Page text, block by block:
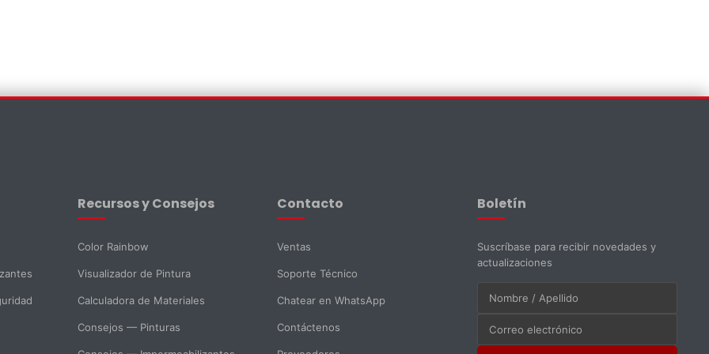
Recursos y Consejos
Color Rainbow
Visualizador de Pintura
Calculadora de Materiales
Consejos — Pinturas
Contacto
Ventas
Soporte Técnico
Chatear en WhatsApp
Contáctenos
Boletín
Suscríbase para recibir novedades y
actualizaciones